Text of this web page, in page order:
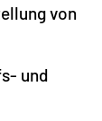
von
und